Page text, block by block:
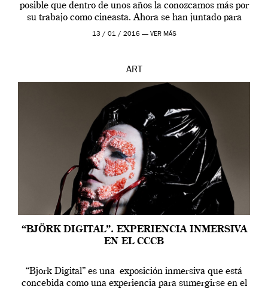
posible que dentro de unos años la conozcamos más por
su trabajo como cineasta. Ahora se han juntado para
contarnos una […]
13 / 01 / 2016 — VER MÁS
ART
“BJÖRK DIGITAL”. EXPERIENCIA INMERSIVA
EN EL CCCB
“Bjork Digital” es una exposición inmersiva que está
concebida como una experiencia para sumergirse en el